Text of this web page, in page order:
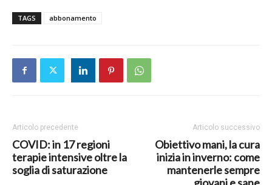
TAGS abbonamento
Articolo precedente
COVID: in 17 regioni
terapie intensive oltre la
soglia di saturazione
Articolo successivo
Obiettivo mani, la cura
inizia in inverno: come
mantenerle sempre